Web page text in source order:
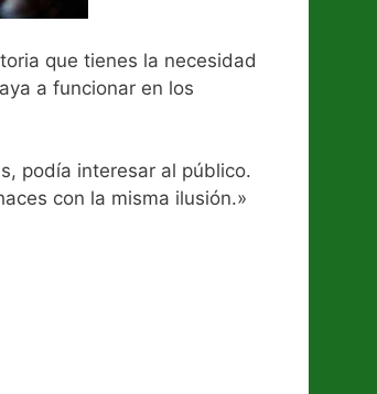
que tienes la necesidad
a funcionar en los
podía interesar al público.
con la misma ilusión.»